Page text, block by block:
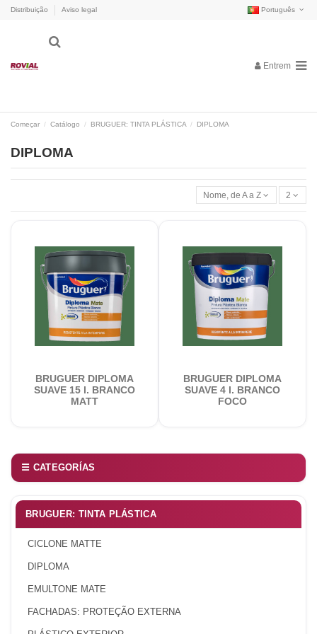
Distribuição Aviso legal Português
Entrem
Começar Catálogo BRUGUER: TINTA PLÁSTICA DIPLOMA
DIPLOMA
Nome, de A a Z 2
BRUGUER DIPLOMA
SUAVE 15 l. BRANCO
MATT
BRUGUER DIPLOMA
SUAVE 4 l. BRANCO
FOCO
☰ CATEGORÍAS
BRUGUER: TINTA PLÁSTICA
CICLONE MATTE
DIPLOMA
EMULTONE MATE
FACHADAS: PROTEÇÃO EXTERNA